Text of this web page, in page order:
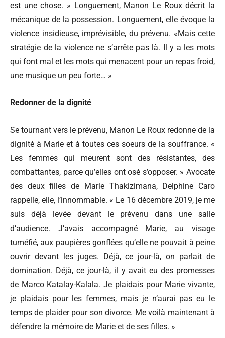
est une chose. » Longuement, Manon Le Roux décrit la
mécanique de la possession. Longuement, elle évoque la
violence insidieuse, imprévisible, du prévenu. «Mais cette
stratégie de la violence ne s’arrête pas là. Il y a les mots
qui font mal et les mots qui menacent pour un repas froid,
une musique un peu forte… »
Redonner de la dignité
Se tournant vers le prévenu, Manon Le Roux redonne de la
dignité à Marie et à toutes ces soeurs de la souffrance. «
Les femmes qui meurent sont des résistantes, des
combattantes, parce qu’elles ont osé s’opposer. » Avocate
des deux filles de Marie Thakizimana, Delphine Caro
rappelle, elle, l’innommable. « Le 16 décembre 2019, je me
suis déjà levée devant le prévenu dans une salle
d’audience. J’avais accompagné Marie, au visage
tuméfié, aux paupières gonflées qu’elle ne pouvait à peine
ouvrir devant les juges. Déjà, ce jour-là, on parlait de
domination. Déjà, ce jour-là, il y avait eu des promesses
de Marco Katalay-Kalala. Je plaidais pour Marie vivante,
je plaidais pour les femmes, mais je n’aurai pas eu le
temps de plaider pour son divorce. Me voilà maintenant à
défendre la mémoire de Marie et de ses filles. »